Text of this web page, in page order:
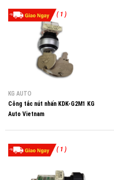
( 1 )
KG AUTO
Công tắc nút nhấn KDK-G2M1 KG
Auto Vietnam
( 1 )